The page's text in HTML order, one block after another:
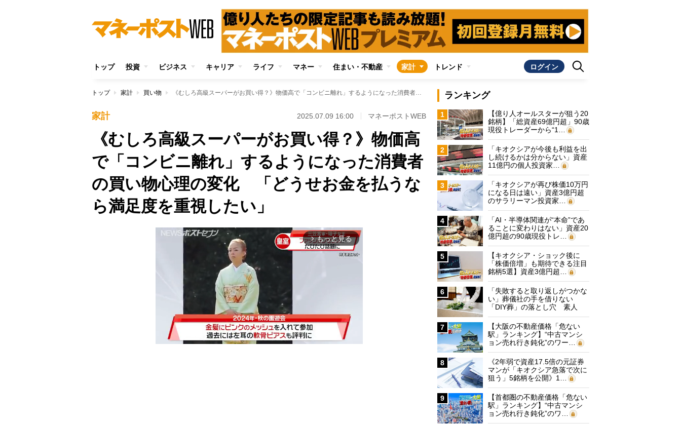
トップ 投資 ビジネス キャリア ライフ マネー 住まい・不動産 家計 トレンド ログイン
トップ 家計 買い物 《むしろ高級スーパーがお買い得？》物価高で「コンビニ離れ」するようになった消費者の買い物心理の変化 「どうせお金を払うなら満足度を重視したい」
家計 2025.07.09 16:00 マネーポストWEB
《むしろ高級スーパーがお買い得？》物価高
で「コンビニ離れ」するようになった消費者
の買い物心理の変化 「どうせお金を払うな
ら満足度を重視したい」
arrow_forward_ios もっと見る
ランキング
1
【億り人オールスターが狙う20
銘柄】「総資産69億円超」90歳
現役トレーダーから“1…
2
「キオクシアが今後も利益を出
し続けるかは分からない」資産
11億円の個人投資家…
3
「キオクシアが再び株価10万円
になる日は遠い」資産3億円超
のサラリーマン投資家…
4
「AI・半導体関連が“本命”であ
ることに変わりはない」資産20
億円超の90歳現役トレ…
5
【キオクシア・ショック後に
「株価倍増」も期待できる注目
銘柄5選】資産3億円超…
6
「失敗すると取り返しがつかな
い」葬儀社の手を借りない
「DIY葬」の落とし穴 素人
に…
7
【大阪の不動産価格「危ない
駅」ランキング】“中古マンシ
ョン売れ行き鈍化”のワー…
8
《2年弱で資産17.5倍の元証券
マンが「キオクシア急落で次に
狙う」5銘柄を公開》1…
9
【首都圏の不動産価格「危ない
駅」ランキング】“中古マンシ
ョン売れ行き鈍化”のワ…